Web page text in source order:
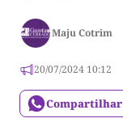
Maju Cotrim
20/07/2024 10:12
Compartilhar